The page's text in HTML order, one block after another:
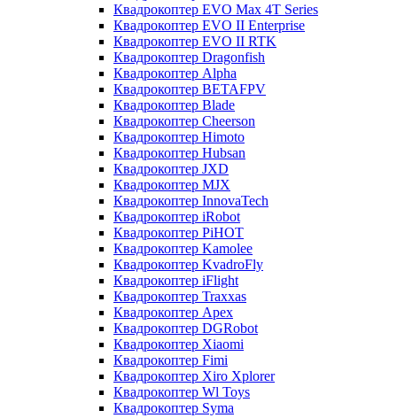
Квадрокоптер EVO Max 4T Series
Квадрокоптер EVO II Enterprise
Квадрокоптер EVO II RTK
Квадрокоптер Dragonfish
Квадрокоптер Alpha
Квадрокоптер BETAFPV
Квадрокоптер Blade
Квадрокоптер Cheerson
Квадрокоптер Himoto
Квадрокоптер Hubsan
Квадрокоптер JXD
Квадрокоптер MJX
Квадрокоптер InnovaTech
Квадрокоптер iRobot
Квадрокоптер PiHOT
Квадрокоптер Kamolee
Квадрокоптер KvadroFly
Квадрокоптер iFlight
Квадрокоптер Traxxas
Квадрокоптер Apex
Квадрокоптер DGRobot
Квадрокоптер Xiaomi
Квадрокоптер Fimi
Квадрокоптер Xiro Xplorer
Квадрокоптер Wl Toys
Квадрокоптер Syma